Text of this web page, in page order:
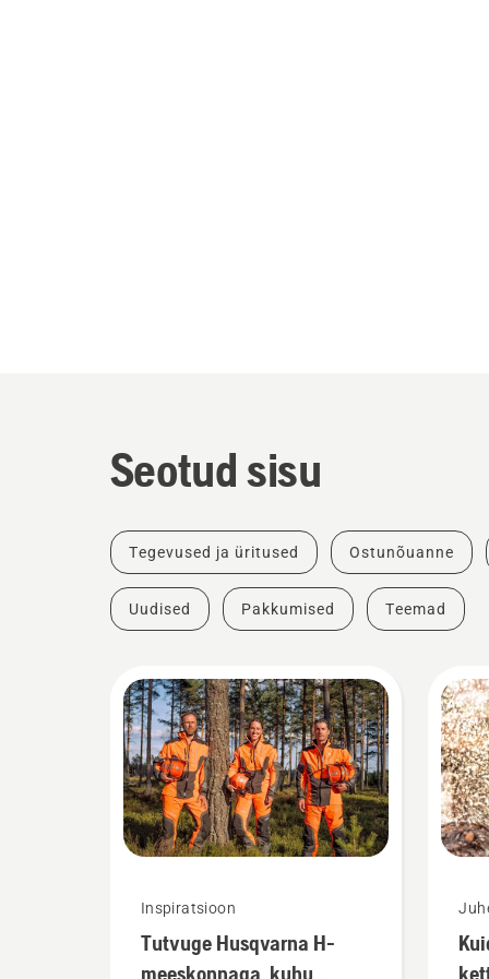
Seotud sisu
Tegevused ja üritused Ostunõuanne
Uudised Pakkumised Teemad
Inspiratsioon
Tutvuge Husqvarna H-
meeskonnaga, kuhu